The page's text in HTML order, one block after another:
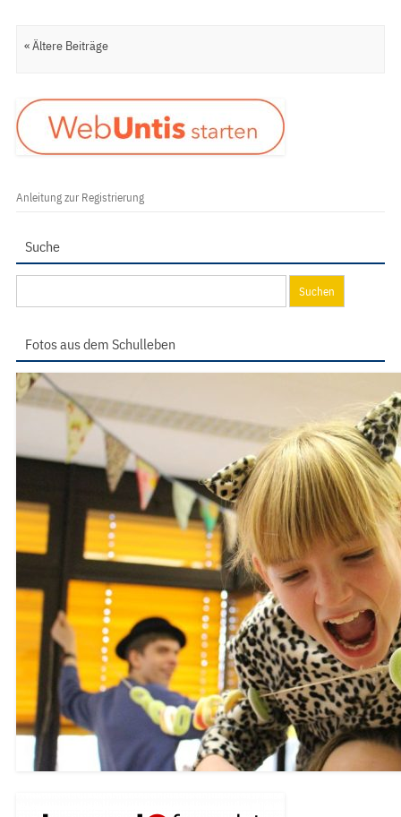
Artikel Navigation
« Ältere Beiträge
Anleitung zur Registrierung
Suche
nach:
Fotos aus dem Schulleben